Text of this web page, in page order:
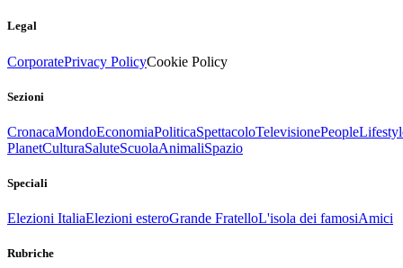
Legal
CorporatePrivacy PolicyCookie Policy
Sezioni
CronacaMondoEconomiaPoliticaSpettacoloTelevisionePeople
PlanetCulturaSaluteScuolaAnimaliSpazio
Speciali
Elezioni ItaliaElezioni esteroGrande FratelloL'isola dei famosiAmici
Rubriche